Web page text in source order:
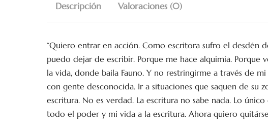
Descripción Valoraciones (0)
“Quiero entrar en acción. Como escritora sufro el desdén
puedo dejar de escribir. Porque me hace alquimia.
la vida, donde baila Fauno. Y no restringirme a través de
con gente desconocida. Ir a situaciones que saquen de
escritura. No es verdad. La escritura no sabe nada. Lo
todo el poder y mi vida a la escritura. Ahora quiero